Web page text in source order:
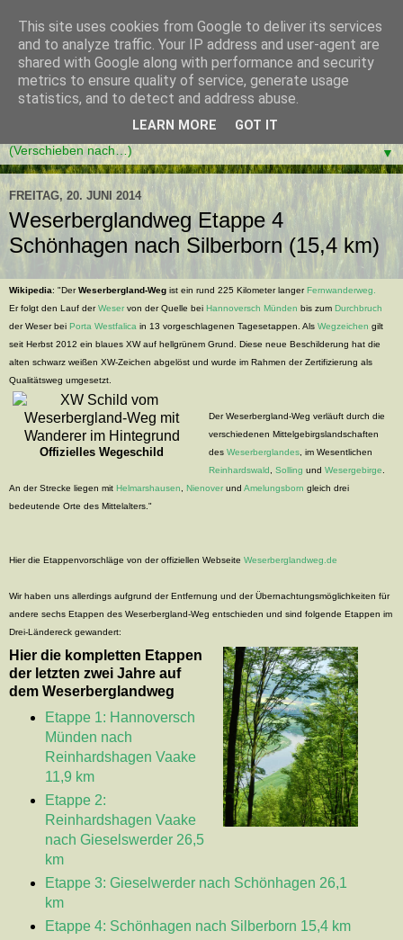
▼
FREITAG, 20. JUNI 2014
Weserberglandweg Etappe 4
Schönhagen nach Silberborn (15,4 km)
Wikipedia: "DerWeserbergland-Weg ist ein rund 225 Kilometer langerFernwanderweg.
Er folgt den Lauf derWeservon der Quelle bei Hannoversch Münden bis zum Durchbruch
der Weser bei Porta Westfalica in 13 vorgeschlagenen Tagesetappen. Als Wegzeichen gilt
seit Herbst 2012 ein blaues XW auf hellgrünem Grund. Diese neue Beschilderung hat die
alten schwarz weißen XW-Zeichen abgelöst und wurde im Rahmen der Zertifizierung als
Qualitätsweg umgesetzt.
Offizielles Wegeschild
Der Weserbergland-Weg verläuft durch die
verschiedenen Mittelgebirgslandschaften
des Weserberglandes, im Wesentlichen
Reinhardswald
Solling und Wesergebirge
An der Strecke liegen mit Helmarshausen Nienoverund Amelungsborn gleich drei
bedeutende Orte des Mittelalters."
Hier die Etappenvorschläge von der offiziellen Webseite Weserberglandweg.de
Wir haben uns allerdings aufgrund der Entfernung und der Übernachtungsmöglichkeiten für
andere sechs Etappen des Weserbergland-Weg entschieden und sind folgende Etappen im
Drei-Ländereck gewandert:
Hier die kompletten Etappen
der letzten zwei Jahre auf
dem Weserberglandweg
Etappe 1: Hannoversch
Münden nach
Reinhardshagen Vaake
11,9 km
Etappe 2:
Reinhardshagen Vaake
nach Gieselswerder 26,5
km
Etappe 3: Gieselwerder nach Schönhagen 26,1
km
Etappe 4: Schönhagen nach Silberborn 15,4 km
This site uses cookies from Google to deliver its services
and to analyze traffic. Your IP address and user-agent are
shared with Google along with performance and security
metrics to ensure quality of service, generate usage
statistics, and to detect and address abuse.
LEARN MORE GOT IT